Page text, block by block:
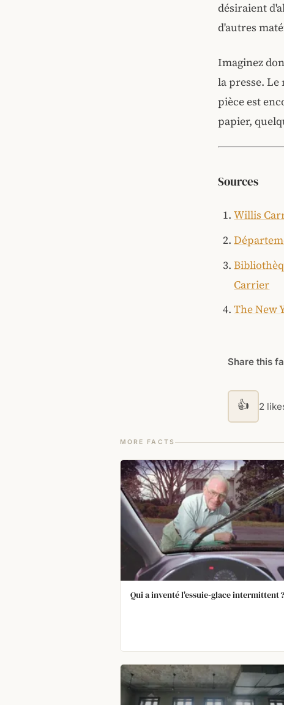
désiraient
d'autres
Imaginez
la presse.
pièce est
papier,
Sources
Willis
Carrier
The New
Share this
👍 2
MORE FACTS
Qui a inventé l'essuie‑glace intermittent ?